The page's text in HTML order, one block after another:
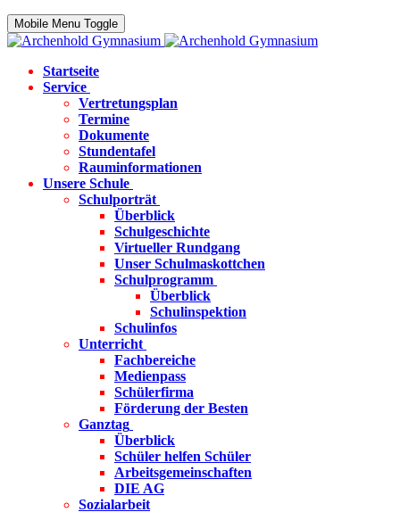
Mobile Menu Toggle
Startseite
Service
Vertretungsplan
Termine
Dokumente
Stundentafel
Rauminformationen
Unsere Schule
Schulporträt
Überblick
Schulgeschichte
Virtueller Rundgang
Unser Schulmaskottchen
Schulprogramm
Überblick
Schulinspektion
Schulinfos
Unterricht
Fachbereiche
Medienpass
Schülerfirma
Förderung der Besten
Ganztag
Überblick
Schüler helfen Schüler
Arbeitsgemeinschaften
DIE AG
Sozialarbeit